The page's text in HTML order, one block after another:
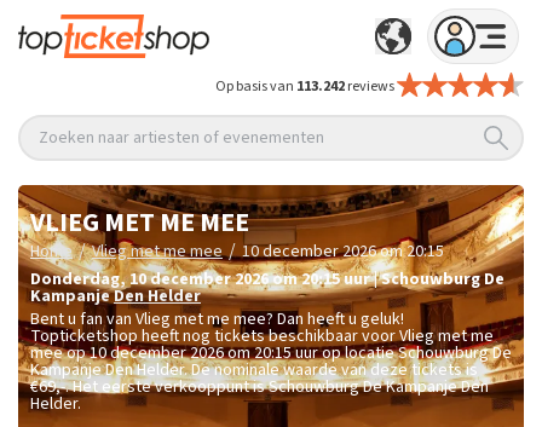
Op basis van 113.242reviews
Zoeken naar artiesten of evenementen
VLIEG MET ME MEE
Home / Vlieg met me mee / 10 december 2026 om 20:15
donderdag, 10 december 2026 om 20:15uur|Schouwburg De
KampanjeDen Helder
Bent u fan van Vlieg met me mee? Dan heeft u geluk!
Topticketshop heeft nog tickets beschikbaar voor Vlieg met me
mee op 10 december 2026 om 20:15 uur op locatie Schouwburg De
Kampanje Den Helder. De nominale waarde van deze tickets is
€69,-. Het eerste verkooppunt is Schouwburg De Kampanje Den
Helder.